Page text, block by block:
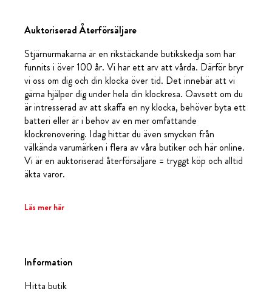
Auktoriserad Återförsäljare
Stjärnurmakarna är en rikstäckande butikskedja som har
funnits i över 100 år. Vi har ett arv att vårda. Därför bryr
vi oss om dig och din klocka över tid. Det innebär att vi
gärna hjälper dig under hela din klockresa. Oavsett om du
är intresserad av att skaffa en ny klocka, behöver byta ett
batteri eller är i behov av en mer omfattande
klockrenovering. Idag hittar du även smycken från
välkända varumärken i flera av våra butiker och här online.
Vi är en auktoriserad återförsäljare = tryggt köp och alltid
äkta varor.
Läs mer här
Information
Hitta butik